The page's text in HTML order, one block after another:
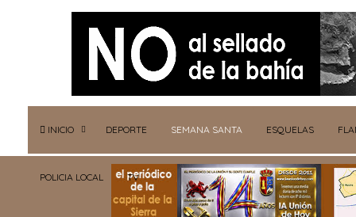
INICIO DEPORTE SEMANA SANTA ESQUELAS
POLICIA LOCAL TV